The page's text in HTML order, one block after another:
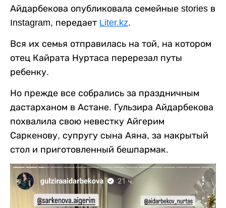
Айдарбекова опубликовала семейные stories в
Instagram, передает Liter.kz.
Вся их семья отправилась на той, на котором
отец Кайрата Нуртаса перерезал путы
ребенку.
Но прежде все собрались за праздничным
дастарханом в Астане. Гульзира Айдарбекова
похвалила свою невестку Айгерим
Саркенову, супругу сына Аяна, за накрытый
стол и приготовленный бешпармак.